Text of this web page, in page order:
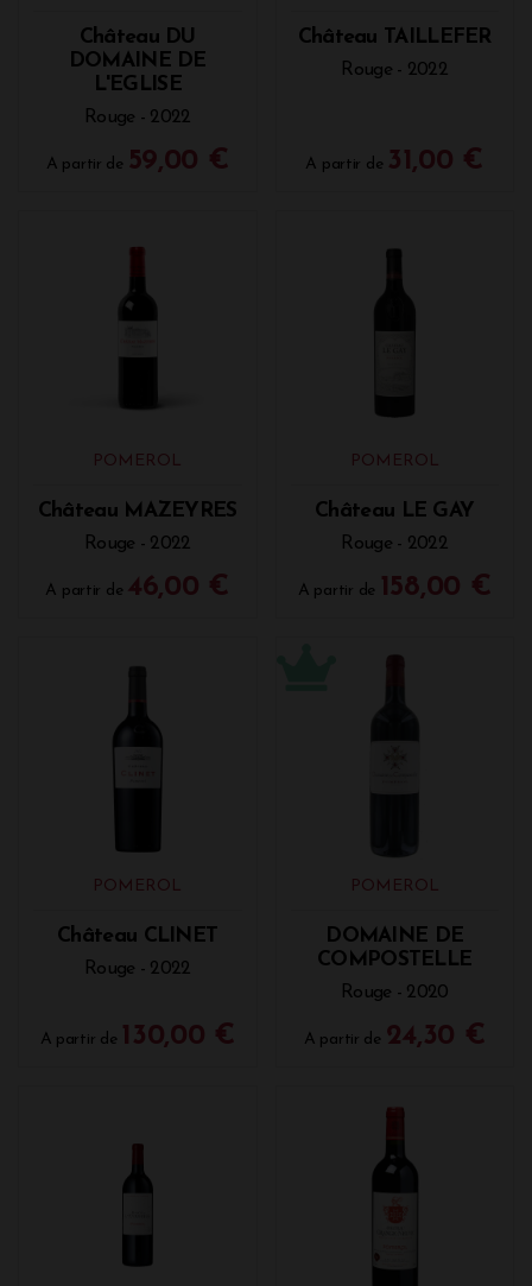
Château DU
DOMAINE DE
L'EGLISE
Rouge - 2022
A partir de 59,00 €
Château TAILLEFER
Rouge - 2022
A partir de 31,00 €
POMEROL
Château MAZEYRES
Rouge - 2022
A partir de 46,00 €
POMEROL
Château LE GAY
Rouge - 2022
A partir de 158,00 €
POMEROL
Château CLINET
Rouge - 2022
A partir de 130,00 €
POMEROL
DOMAINE DE
COMPOSTELLE
Rouge - 2020
A partir de 24,30 €